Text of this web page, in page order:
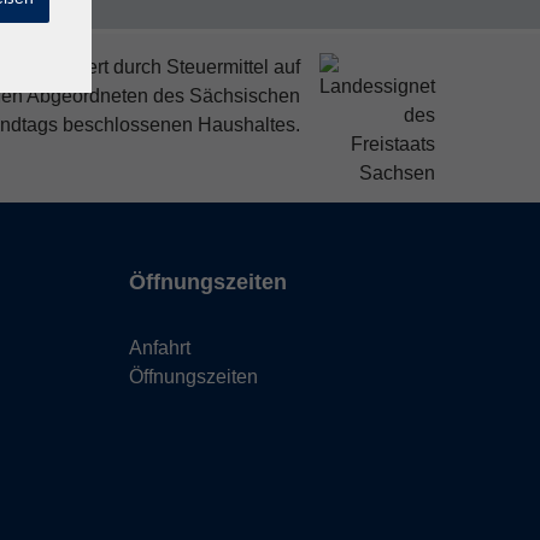
mitfinanziert durch Steuermittel auf
Abgeordneten des Sächsischen
beschlossenen Haushaltes.
Öffnungszeiten
Anfahrt
Öffnungszeiten